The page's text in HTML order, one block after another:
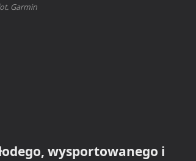
Garmin
wysportowanego i